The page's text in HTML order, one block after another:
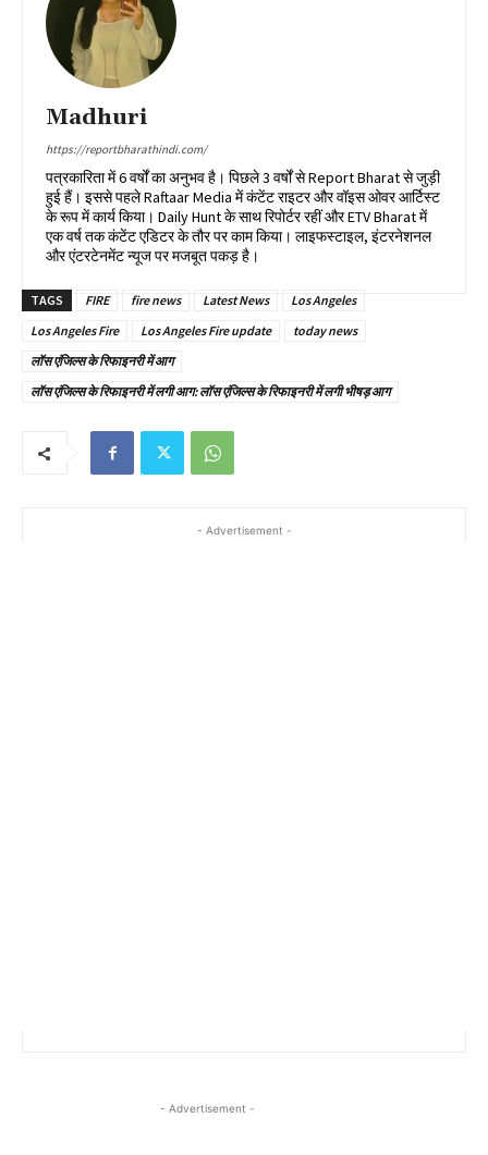
Madhuri
https://reportbharathindi.com/
पत्रकारिता में 6 वर्षों का अनुभव है। पिछले 3 वर्षों से Report Bharat से जुड़ी
हुई हैं। इससे पहले Raftaar Media में कंटेंट राइटर और वॉइस ओवर आर्टिस्ट
के रूप में कार्य किया। Daily Hunt के साथ रिपोर्टर रहीं और ETV Bharat में
एक वर्ष तक कंटेंट एडिटर के तौर पर काम किया। लाइफस्टाइल, इंटरनेशनल
और एंटरटेनमेंट न्यूज पर मजबूत पकड़ है।
TAGS FIRE fire news Latest News
Los Angeles
Los Angeles Fire
Los Angeles Fire update
today news
लॉस एंजिल्स के रिफाइनरी में आग
लॉस एंजिल्स के रिफाइनरी में लगी आग: लॉस एंजिल्स के रिफाइनरी में लगी भीषड़ आग
- Advertisement -
- Advertisement -